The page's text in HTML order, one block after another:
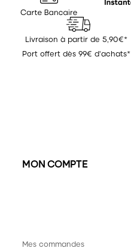
Livraison à partir de 5,90€*
Port offert dès 99€ d'achats*
MON COMPTE
Mes commandes